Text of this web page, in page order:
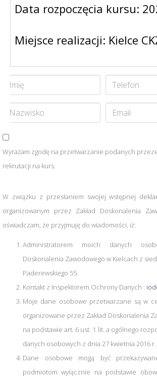
Data rozpoczęcia kursu:
Miejsce realizacji: Kielce
Wyrażam zgodę na przetwarzanie podanych
rekrutacji na kurs.
W związku z przesłaniem swojej wstępnej
organizowanym przez Zakład Doskonalenia
oświadczam, że przyjmuję do wiadomości, iż:
Administratorem moich danych
Doskonalenia Zawodowego w Kielcach z
Paderewskiego 55.
Kontakt z Inspektorem Ochrony Danych :
Moje dane osobowe przetwarzane są w
organizowane przez Zakład Doskonalenia
na podstawie art. 6 ust. 1 lit. a ogólnego
danych osobowych z dnia 27 kwietnia 2016 r.
Dane osobowe mogą być
podmiotom wyłącznie na podstawie